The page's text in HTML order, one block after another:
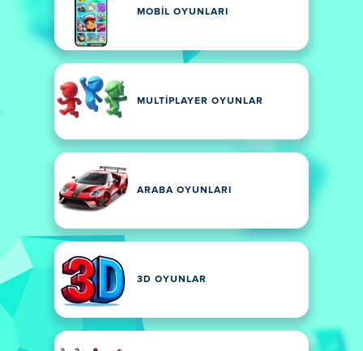
MOBIL OYUNLARI
MULTIPLAYER OYUNLAR
ARABA OYUNLARI
3D OYUNLAR